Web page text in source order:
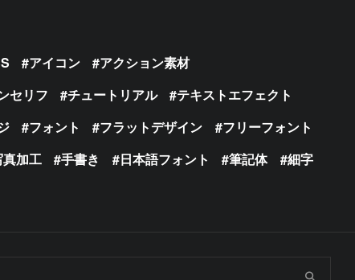
アイコン
アクション素材
セリフ チュートリアル
テキストエフェクト
フォント フラットデザイン
フリーフォント
真加工 手書き 日本語フォント 筆記体
細字